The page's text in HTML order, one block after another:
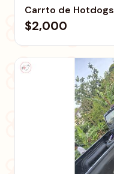
Carrto de Hotdogs
$2,000